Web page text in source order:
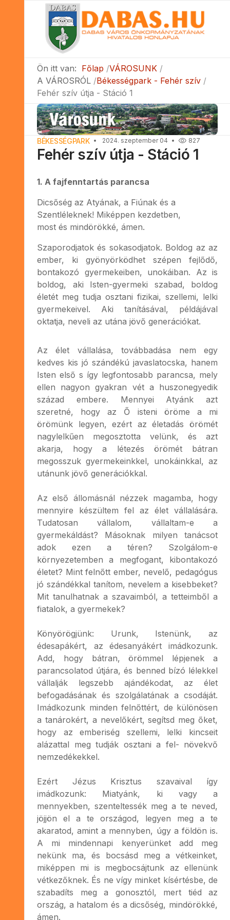
Ön itt van: Főlap VÁROSUNK
A VÁROSRÓL Békességpark - Fehér szív
Fehér szív útja - Stáció 1
BÉKESSÉGPARK 2024. szeptember 04 827
Fehér szív útja - Stáció 1
1. A fajfenntartás parancsa
Dicsőség az Atyának, a Fiúnak és a
Szentléleknek! Miképpen kezdetben,
most és mindörökké, ámen.
Szaporodjatok és sokasodjatok. Boldog az az
ember, ki gyönyörködhet szépen fejlődő,
bontakozó gyermekeiben, unokáiban. Az is
boldog, aki Isten-gyermeki szabad, boldog
életét meg tudja osztani fizikai, szellemi, lelki
gyermekeivel. Aki tanításával, példájával
oktatja, neveli az utána jövő generációkat.
Az élet vállalása, továbbadása nem egy
kedves kis jó szándékú javaslatocska, hanem
Isten első s így legfontosabb parancsa, mely
ellen nagyon gyakran vét a huszonegyedik
század embere. Mennyei Atyánk azt
szeretné, hogy az Ő isteni öröme a mi
örömünk legyen, ezért az életadás örömét
nagylelkűen megosztotta velünk, és azt
akarja, hogy a létezés örömét bátran
megosszuk gyermekeinkkel, unokáinkkal, az
utánunk jövő generációkkal.
Az első állomásnál nézzek magamba, hogy
mennyire készültem fel az élet vállalására.
Tudatosan vállalom, vállaltam-e a
gyermekáldást? Másoknak milyen tanácsot
adok ezen a téren? Szolgálom-e
környezetemben a megfogant, kibontakozó
életet? Mint felnőtt ember, nevelő, pedagógus
jó szándékkal tanítom, nevelem a kisebbeket?
Mit tanulhatnak a szavaimból, a tetteimből a
fiatalok, a gyermekek?
Könyörögjünk: Urunk, Istenünk, az
édesapákért, az édesanyákért imádkozunk.
Add, hogy bátran, örömmel lépjenek a
parancsolatod útjára, és benned bízó lélekkel
vállalják legszebb ajándékodat, az élet
befogadásának és szolgálatának a csodáját.
Imádkozunk minden felnőttért, de különösen
a tanárokért, a nevelőkért, segítsd meg őket,
hogy az emberiség szellemi, lelki kincseit
alázattal meg tudják osztani a fel- növekvő
nemzedékekkel.
Ezért Jézus Krisztus szavaival így
imádkozunk: Miatyánk, ki vagy a
mennyekben, szenteltessék meg a te neved,
jöjjön el a te országod, legyen meg a te
akaratod, amint a mennyben, úgy a földön is.
A mi mindennapi kenyerünket add meg
nekünk ma, és bocsásd meg a vétkeinket,
miképpen mi is megbocsájtunk az ellenünk
vétkezőknek. És ne vígy minket kísértésbe, de
szabadíts meg a gonosztól, mert tiéd az
ország, a hatalom és a dicsőség, mindörökké,
ámen.